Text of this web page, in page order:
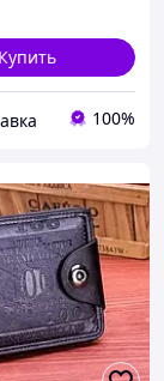
Купить
100%